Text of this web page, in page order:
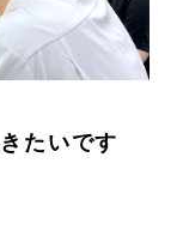
たいです